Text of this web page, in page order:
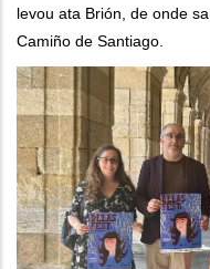
levou ata Brión, de onde
Camiño de Santiago.